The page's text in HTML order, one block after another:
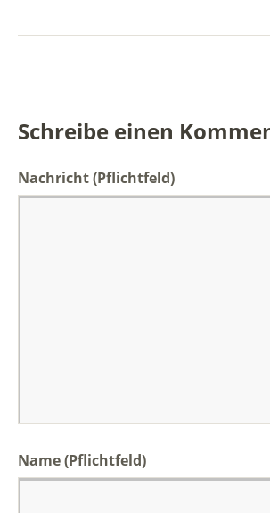
Schreibe einen
Nachricht(Pflichtfeld)
Name (Pflichtfeld)